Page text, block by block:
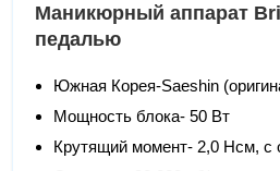
Маникюрный аппарат
педалью
Южная Корея-Saeshin
Мощность блока- 50 Вт
Крутящий момент- 2,0 Нсм, с